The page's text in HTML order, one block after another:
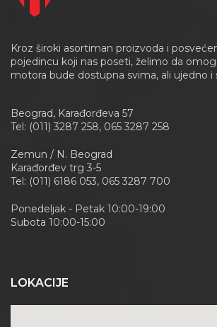
Kroz široki asortiman proizvoda i
pojedincu koji nas poseti, želimo da
motora bude dostupna svima, ali ujedno i
Beograd, Karađorđeva 57
Tel: (011) 3287 258, 065 3287 258
Zemun / N. Beograd
Karađorđev trg 3-5
Tel: (011) 6186 053, 065 3287 700
Ponedeljak - Petak 10:00-19:00
Subota 10:00-15:00
LOKACIJE